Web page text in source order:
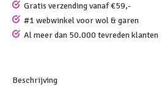
Gratis verzending vanaf €59,-
#1 webwinkel voor wol & garen
Al meer dan 50.000 tevreden klanten
Beschrijving